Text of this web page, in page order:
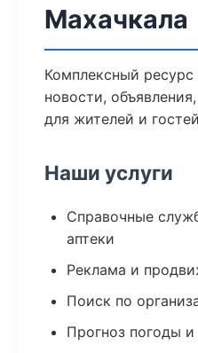
Махачкала
Комплексный ресурс
новости,
для жителей и
Наши услуги
Справочные
аптеки
Реклама и
Поиск по
Прогноз погоды и